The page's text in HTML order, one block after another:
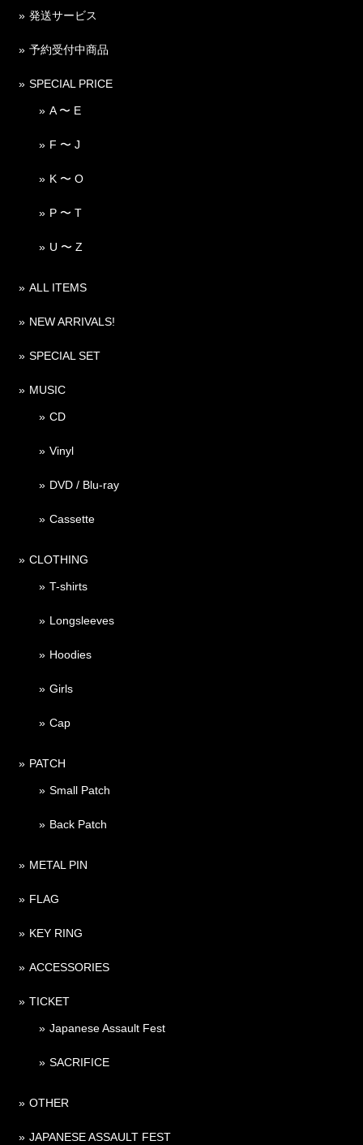
発送サービス
予約受付中商品
SPECIAL PRICE
A 〜 E
F 〜 J
K 〜 O
P 〜 T
U 〜 Z
ALL ITEMS
NEW ARRIVALS!
SPECIAL SET
MUSIC
CD
Vinyl
DVD / Blu-ray
Cassette
CLOTHING
T-shirts
Longsleeves
Hoodies
Girls
Cap
PATCH
Small Patch
Back Patch
METAL PIN
FLAG
KEY RING
ACCESSORIES
TICKET
Japanese Assault Fest
SACRIFICE
OTHER
JAPANESE ASSAULT FEST